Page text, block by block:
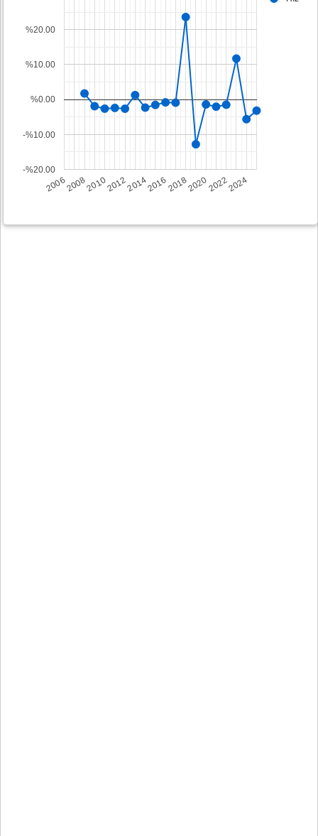
2006200820102012201420162018202020222024
-%20.00
-%10.00
%0.00
%10.00
%20.00